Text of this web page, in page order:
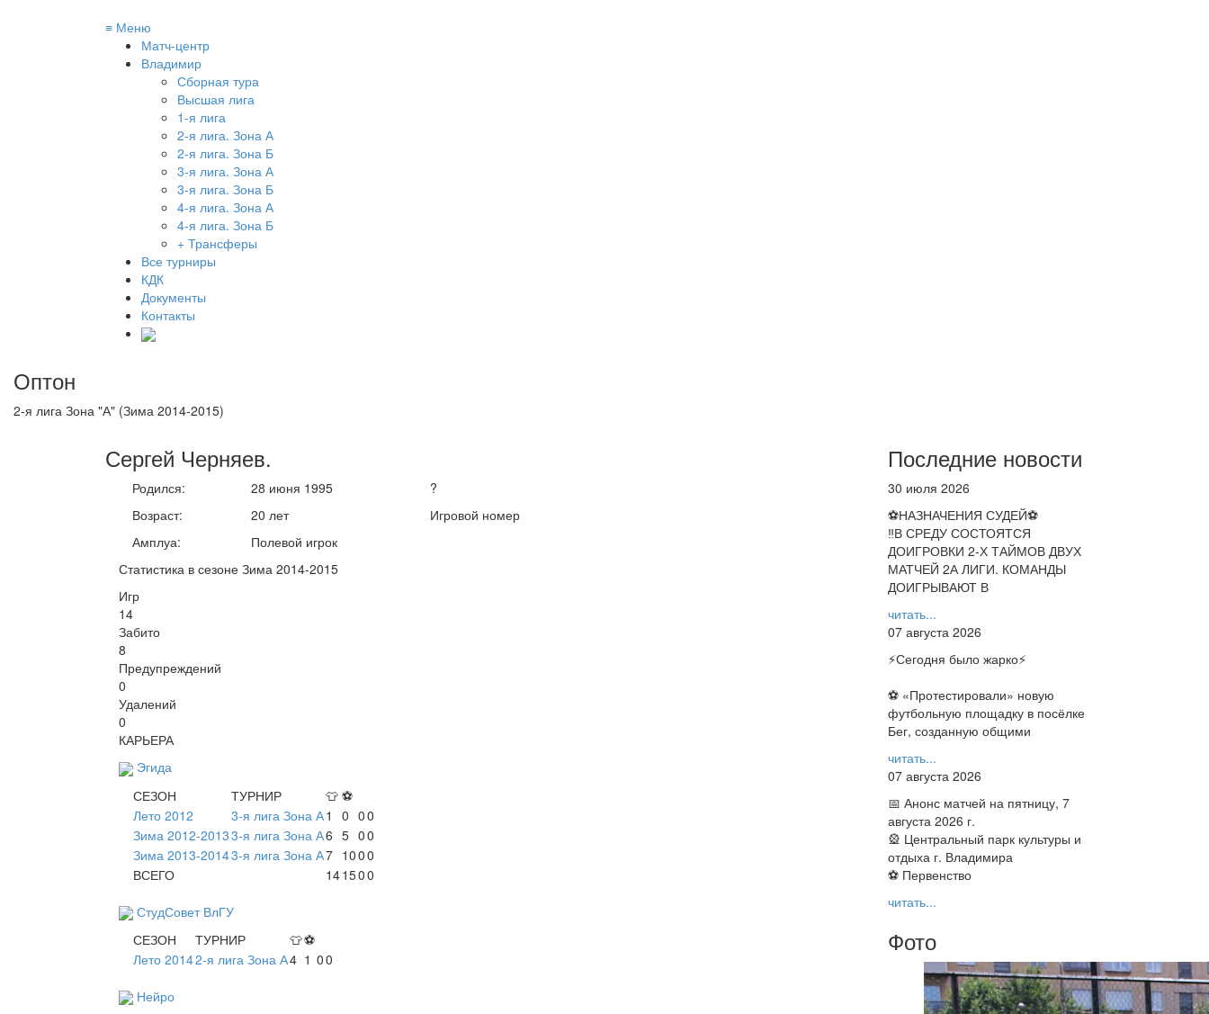
≡ Меню
Матч-центр
Владимир
Сборная тура
Высшая лига
1-я лига
2-я лига. Зона А
2-я лига. Зона Б
3-я лига. Зона А
3-я лига. Зона Б
4-я лига. Зона А
4-я лига. Зона Б
+ Трансферы
Все турниры
КДК
Документы
Контакты
Оптон
2-я лига Зона "А" (Зима 2014-2015)
Сергей Черняев.
Родился:
Возраст:
Амплуа:
28 июня 1995
20 лет
Полевой игрок
?
Игровой номер
Статистика в сезоне Зима 2014-2015
Игр
14
Забито
8
Предупреждений
0
Удалений
0
КАРЬЕРА
Эгида
СЕЗОН
ТУРНИР 👕 ⚽
Лето 2012
3-я лига Зона А1 0 00
Зима 2012-20133-я лига Зона А6 5 00
Зима 2013-20143-я лига Зона А7 1000
ВСЕГО
141500
СтудСовет ВлГУ
СЕЗОН
ТУРНИР 👕⚽
Лето 20142-я лига Зона А4 1 00
Нейро
Последние новости
30 июля 2026
⚽НАЗНАЧЕНИЯ СУДЕЙ⚽
‼В СРЕДУ СОСТОЯТСЯ
ДОИГРОВКИ 2-Х ТАЙМОВ ДВУХ
МАТЧЕЙ 2А ЛИГИ. КОМАНДЫ
ДОИГРЫВАЮТ В
читать...
07 августа 2026
⚡️Сегодня было жарко⚡️
⚽ ️«Протестировали» новую
футбольную площадку в посёлке
Бег, созданную общими
читать...
07 августа 2026
📅 Анонс матчей на пятницу, 7
августа 2026 г.
🎡 Центральный парк культуры и
отдыха г. Владимира
⚽ Первенство
читать...
Фото